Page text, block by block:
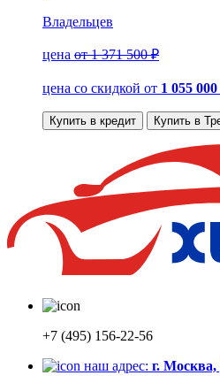
Владельцев
цена от 1 371 500 ₽
цена со скидкой от 1 055 000
Купить в кредит Купить в
+7 (495) 156-22-56
наш адрес: г. Москва,